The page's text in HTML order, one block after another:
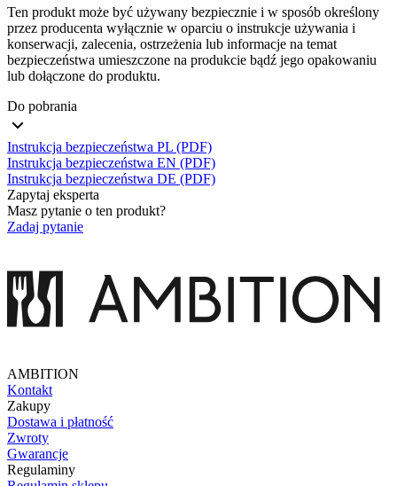
Ten produkt może być używany bezpiecznie i w sposób określony
przez producenta wyłącznie w oparciu o instrukcje używania i
konserwacji, zalecenia, ostrzeżenia lub informacje na temat
bezpieczeństwa umieszczone na produkcie bądź jego opakowaniu
lub dołączone do produktu.
Do pobrania
Instrukcja bezpieczeństwa PL (PDF)
Instrukcja bezpieczeństwa EN (PDF)
Instrukcja bezpieczeństwa DE (PDF)
Zapytaj eksperta
Masz pytanie o ten produkt?
Zadaj pytanie
AMBITION
Kontakt
Zakupy
Dostawa i płatność
Zwroty
Gwarancje
Regulaminy